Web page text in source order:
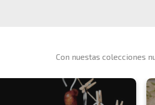
Con nuestas colecciones